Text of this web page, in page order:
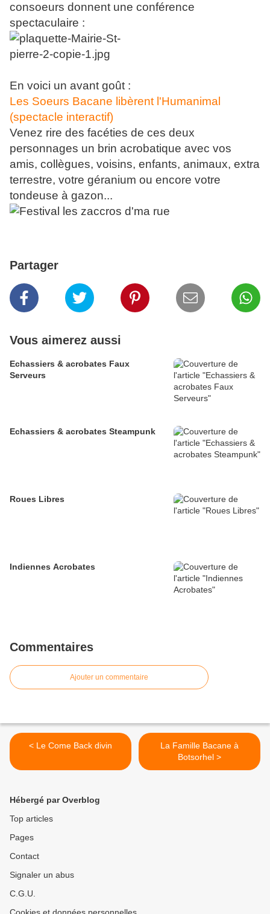
consoeurs donnent une conférence
spectaculaire :
En voici un avant goût :
Les Soeurs Bacane libèrent l'Humanimal
(spectacle interactif)
Venez rire des facéties de ces deux
personnages un brin acrobatique avec vos
amis, collègues, voisins, enfants, animaux, extra
terrestre, votre géranium ou encore votre
tondeuse à gazon...
Partager
Vous aimerez aussi
Echassiers & acrobates Faux
Serveurs
Echassiers & acrobates Steampunk
Roues Libres
Indiennes Acrobates
Commentaires
Ajouter un commentaire
< Le Come Back divin
La Famille Bacane à
Botsorhel >
Hébergé par Overblog
Top articles
Pages
Contact
Signaler un abus
C.G.U.